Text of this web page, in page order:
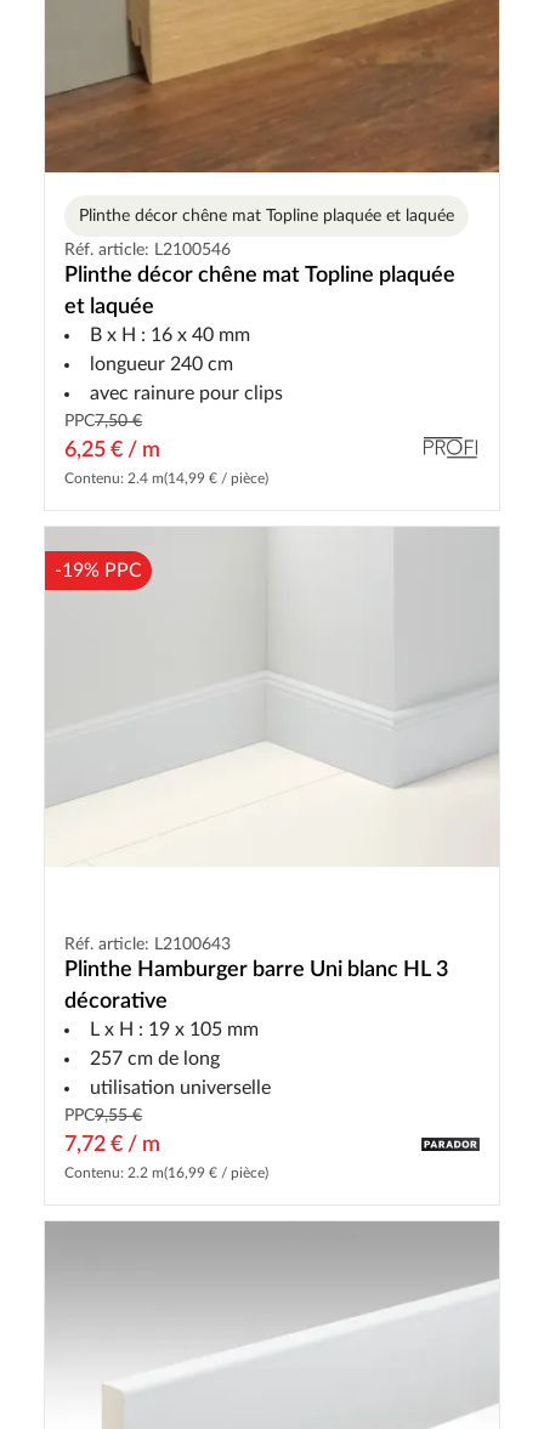
Plinthe décor chêne mat Topline plaquée et laquée
Réf. article: L2100546
Plinthe décor chêne mat Topline plaquée
et laquée
B x H : 16 x 40 mm
longueur 240 cm
avec rainure pour clips
PPC7,50 €
6,25 € / m
Contenu: 2.4 m(14,99 € / pièce)
-19% PPC
Réf. article: L2100643
Plinthe Hamburger barre Uni blanc HL 3
décorative
L x H : 19 x 105 mm
257 cm de long
utilisation universelle
PPC9,55 €
7,72 € / m
Contenu: 2.2 m(16,99 € / pièce)